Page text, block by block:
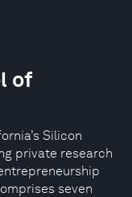
of
Silicon
private research
seven